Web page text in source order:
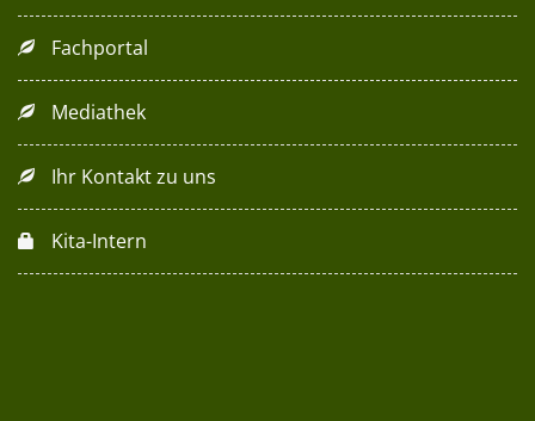
Fachportal
Mediathek
Ihr Kontakt zu uns
Kita-Intern